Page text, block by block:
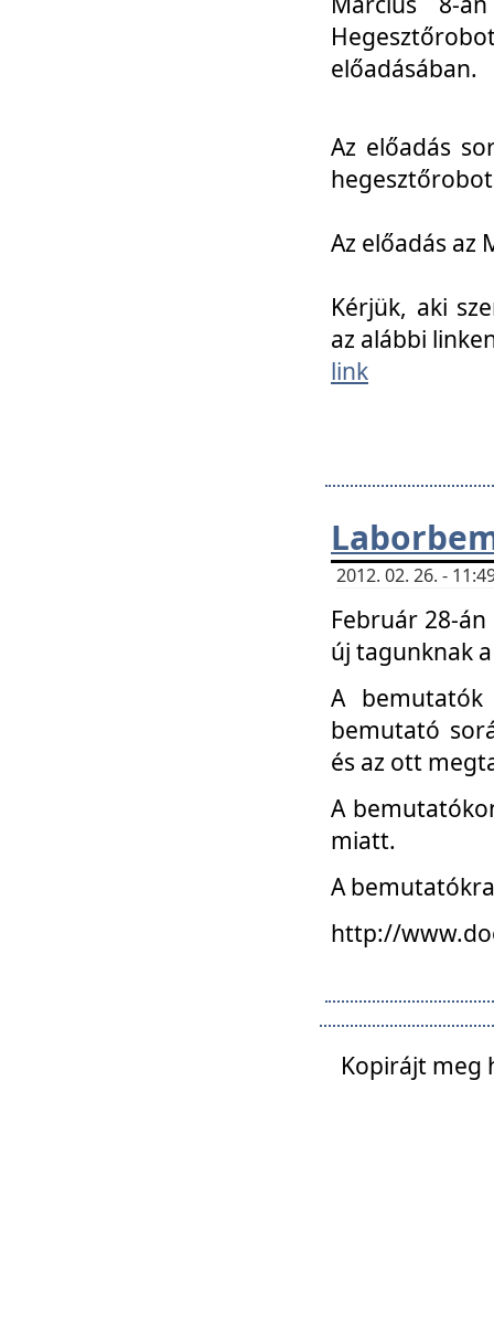
előadásában.
Az előadás
Az előadás az
Kérjük, aki
az alábbi
link
2012. 02. 26. -
Február 28-
új tagunknak
A
bemutató
és az ott
A
miatt.
A
http://
Kopirájt meg